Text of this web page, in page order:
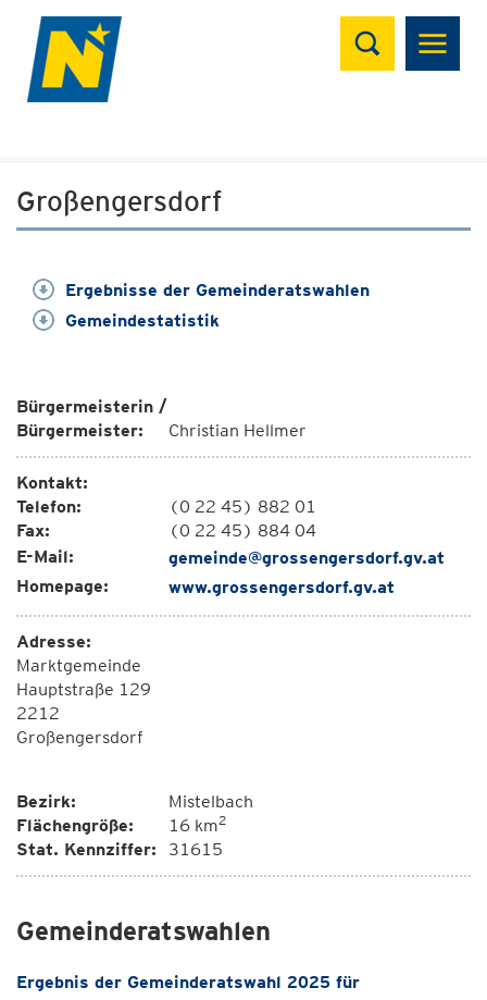
Suchen
Großengersdorf
Ergebnisse der Gemeinderatswahlen
Gemeindestatistik
Bürgermeisterin /
Bürgermeister:
Christian Hellmer
Kontakt:
Telefon:
(0 22 45) 882 01
Fax:
(0 22 45) 884 04
E-Mail:
gemeinde@grossengersdorf.gv.at
Homepage:
www.grossengersdorf.gv.at
Adresse:
Marktgemeinde
Hauptstraße 129
2212
Großengersdorf
Bezirk:
Mistelbach
Flächengröße:
16 km2
Stat. Kennziffer: 31615
Gemeinderatswahlen
Ergebnis der Gemeinderatswahl 2025 für